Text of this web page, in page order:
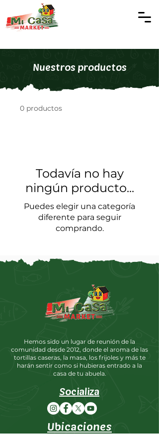
Nuestros productos
0 productos
Todavía no hay
ningún producto...
Puedes elegir una categoría
diferente para seguir
comprando.
Hemos sido un lugar de reunión de la
comunidad desde 2012, donde el aroma de las
tortillas caseras, la masa, los frijoles y más te
harán sentir como si hubieras entrado a la
casa de tu abuela.
Socializa
Ubicaciones